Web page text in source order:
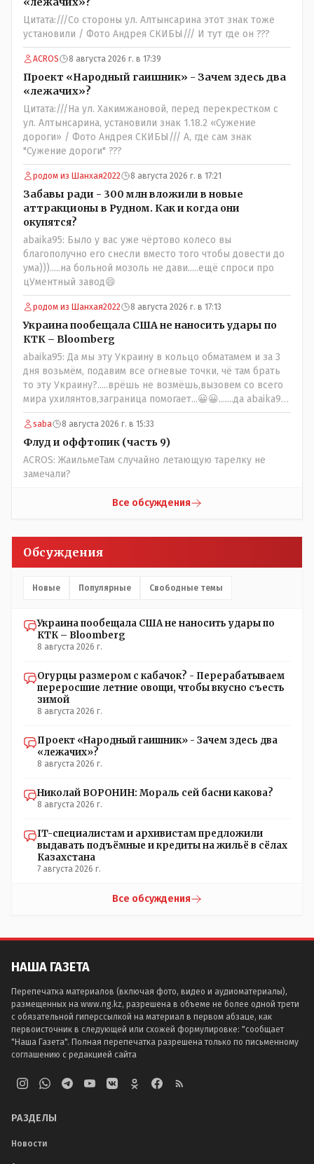
Цитата:///Со стороны ул. Алтынсарина этот знак тоже
установили / Фото Андрея СКИБЫ/// И тут где он ???
ACROS 8 августа 2026 г. в 17:39
Проект «Народный гаишник» - Зачем здесь два
«лежачих»?
Цитата:///На ул. Хакимжановой, перед перекрестком с
ул. Алтынсарина, установили знак 1.18.2 «Сужение
дороги» / Фото Андрея СКИБЫ/// А, где сам знак
"Сужение дороги" ???
родом из Шанхая2022 8 августа 2026 г. в 17:21
Забавы ради - 300 млн вложили в новые
аттракционы в Рудном. Как и когда они
окупятся?
abaika95: Было у вас уже чёртово колесо вы
благополучно его снесли вместо того чтобы довести до
ума))).....на больной мозоль не дави.....ещё спроси про
цУментный завод😄
родом из Шанхая2022 8 августа 2026 г. в 17:13
Украина пообещала США не наносить удары по
КТК – Bloomberg
abaika95: Да мы эту Украину в кольцо обматамем и за 3
дня возьмём, подавим все огневые точки, чё там брать
то эту Украину?.....врёшь не возмёшь,вызовем со всего
мира ухилянтов,заграница помогает...😀😀.......да abaika95
вопрос к ружью ззнаешь с какой стороны подходить?
saba 8 августа 2026 г. в 15:33
Флуд и оффтопик (часть 9)
ACROS: ЖаильмеТам случайно летающую тарелку не
замечали?
Все обсуждения
Обсуждения
Новые Популярные Свободные темы
Украина пообещала США не наносить удары по
КТК – Bloomberg
8 августа 2026 г.
Огурцы размером с кабачок? - Перерабатываем
переросшие летние овощи, чтобы вкусно съесть
зимой
8 августа 2026 г.
Проект «Народный гаишник» - Зачем здесь два
«лежачих»?
8 августа 2026 г.
Николай ВОРОНИН: Мораль сей басни какова?
8 августа 2026 г.
IT-специалистам и архивистам предложили
выдавать подъёмные и кредиты на жильё в сёлах
Казахстана
7 августа 2026 г.
Все обсуждения
НАША ГАЗЕТА
Перепечатка материалов (включая фото, видео и аудиоматериалы),
размещенных на www.ng.kz, разрешена в объеме не более одной трети
с обязательной гиперссылкой на материал в первом абзаце, как
первоисточник в следующей или схожей формулировке: "сообщает
"Наша Газета". Полная перепечатка разрешена только по письменному
соглашению с редакцией сайта
РАЗДЕЛЫ
Новости